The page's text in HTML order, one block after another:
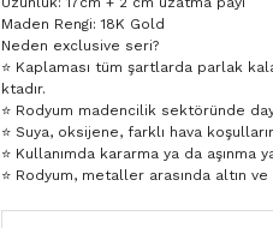
Maden Rengi: 18K Gold
Neden exclusive seri?
⭐️ Kaplaması tüm şartlarda parlak
ktadır.
⭐️ Rodyum madencilik sektöründe
⭐️ Suya, oksijene, farklı hava
⭐️ Kullanımda kararma ya da aşınma
⭐️ Rodyum, metaller arasında altın